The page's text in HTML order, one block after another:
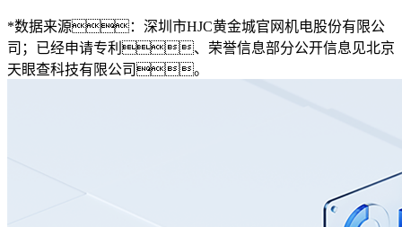
*数据来源：深圳市HJC黄金城官网机电股份有限公
司；已经申请专利、荣誉信息部分公开信息见北京
天眼查科技有限公司。